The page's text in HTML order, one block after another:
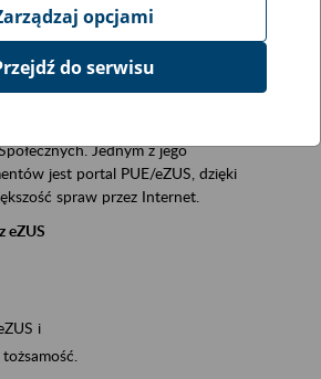
ZUS eZUS
Jednym z jego
jest portal PUE/eZUS, dzięki
spraw przez Internet.
eZUS
i
opcjami
do serwisu